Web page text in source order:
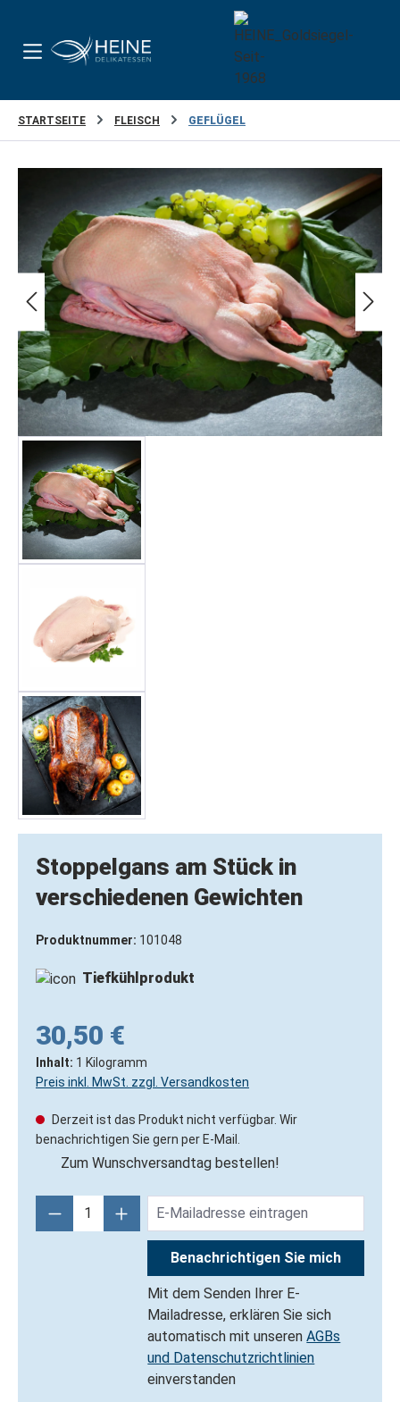
STARTSEITE FLEISCH GEFLÜGEL
Bildergalerie überspringen
Stoppelgans am Stück in
verschiedenen Gewichten
Produktnummer: 101048
Tiefkühlprodukt
30,50 €
Inhalt: 1 Kilogramm
Preis inkl. MwSt. zzgl. Versandkosten
Derzeit ist das Produkt nicht verfügbar. Wir
benachrichtigen Sie gern per E-Mail.
Zum Wunschversandtag bestellen!
Benachrichtigen Sie mich
Mit dem Senden Ihrer E-
Mailadresse, erklären Sie sich
automatisch mit unserenAGBs
und Datenschutzrichtlinien
einverstanden